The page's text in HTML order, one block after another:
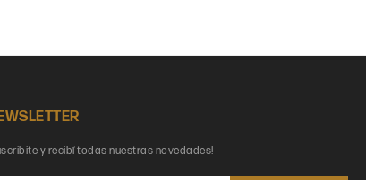
y recibí todas nuestras novedades!